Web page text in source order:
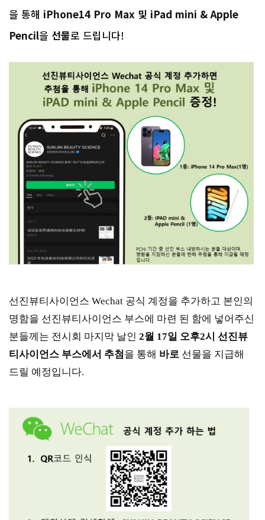
을 통해 iPhone14 Pro Max 및 iPad mini & Apple
Pencil을 선물로 드립니다!
선진뷰티사이언스 Wechat 공식 계정을 추가하고 본인의
명함을 선진뷰티사이언스 부스에 마련 된 함에 넣어주신
분들께는 전시회 마지막 날인 2월 17일 오후2시 선진뷰
티사이언스 부스에서 추첨을 통해 바로 선물을 지급해
드릴 예정입니다.